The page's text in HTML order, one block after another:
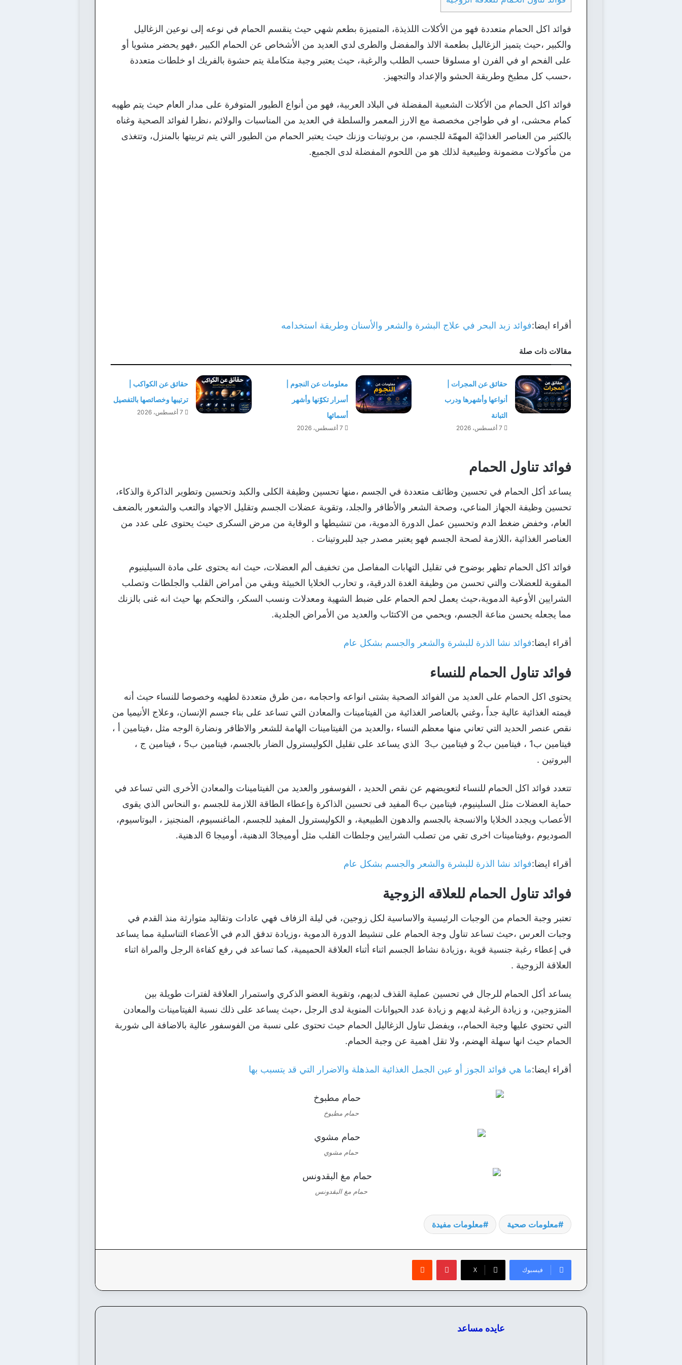
فوائد اكل الحمام متعددة فهو من الأكلات اللذيذة، المتميزة بطعم شهي حيث ينقسم الحمام في نوعه إلى نوعين الزغاليل
والكبير ،حيث يتميز الزغاليل بطعمة الالذ والمفضل والطرى لدي العديد من الأشخاص عن الحمام الكبير ،فهو يحضر مشويا أو
على الفحم او في الفرن او مسلوقا حسب الطلب والرغبة، حيث يعتبر وجبة متكاملة يتم حشوة بالفريك او خلطات متعددة
،حسب كل مطبخ وطريقة الحشو والإعداد والتجهيز.
فوائد اكل الحمام من الأكلات الشعبية المفضلة في البلاد العربية، فهو من أنواع الطيور المتوفرة على مدار العام حيث يتم طهيه
كمام محشى، او في طواجن مخصصة مع الارز المعمر والسلطة في العديد من المناسبات والولائم ،نظرا لفوائد الصحية وغناه
بالكثير من العناصر الغذائيّة المهمّة للجسم، من بروتينات وزنك حيث يعتبر الحمام من الطيور التي يتم تربيتها بالمنزل، وتتغذى
من مأكولات مضمونة وطبيعية لذلك هو من اللحوم المفضلة لدى الجميع.
أقراء ايضا:فوائد زبد البحر في علاج البشرة والشعر والأسنان وطريقة استخدامه
مقالات ذات صلة
حقائق عن المجرات |
أنواعها وأشهرها ودرب
التبانة
7 أغسطس، 2026
معلومات عن النجوم |
أسرار تكوّنها وأشهر
أسمائها
7 أغسطس، 2026
حقائق عن الكواكب |
ترتيبها وخصائصها بالتفصيل
7 أغسطس، 2026
فوائد تناول الحمام
يساعد أكل الحمام في تحسين وظائف متعددة في الجسم ،منها تحسين وظيفة الكلى والكبد وتحسين وتطوير الذاكرة والذكاء،
تحسين وظيفة الجهاز المناعي، وصحة الشعر والأظافر والجلد، وتقوية عضلات الجسم وتقليل الاجهاد والتعب والشعور بالضعف
العام، وخفض ضغط الدم وتحسين عمل الدورة الدموية، من تنشيطها و الوقاية من مرض السكرى حيث يحتوى على عدد من
العناصر الغذائية ،اللازمة لصحة الجسم فهو يعتبر مصدر جيد للبروتينات .
فوائد اكل الحمام تظهر بوضوح في تقليل التهابات المفاصل من تخفيف ألم العضلات، حيث انه يحتوى على مادة السيلينيوم
المقوية للعضلات والتي تحسن من وظيفة الغدة الدرقية، و تحارب الخلايا الخبيثة ويقي من أمراض القلب والجلطات وتصلب
الشرايين الأوعية الدموية،حيث يعمل لحم الحمام على ضبط الشهية ومعدلات ونسب السكر، والتحكم بها حيث انه غنى بالزنك
مما يجعله يحسن مناعة الجسم، ويحمي من الاكتئاب والعديد من الأمراض الجلدية.
أقراء ايضا:فوائد نشا الذرة للبشرة والشعر والجسم بشكل عام
فوائد تناول الحمام للنساء
يحتوى اكل الحمام على العديد من الفوائد الصحية بشتى انواعه واحجامه ،من طرق متعددة لطهيه وخصوصا للنساء حيث أنه
قيمته الغذائية عالية جداً ،وغني بالعناصر الغذائية من الفيتامينات والمعادن التي تساعد على بناء جسم الإنسان، وعلاج الأنيميا من
نقص عنصر الحديد التي تعاني منها معظم النساء ،والعديد من الفيتامينات الهامة للشعر والاظافر ونضارة الوجه مثل ،فيتامين أ ،
فيتامين ب1 ، فيتامين ب2 و فيتامين ب3 الذي يساعد على تقليل الكوليسترول الضار بالجسم، فيتامين ب5 ، فيتامين ج ،
البروتين .
تتعدد فوائد اكل الحمام للنساء لتعويضهم عن نقص الحديد ، الفوسفور والعديد من الفيتامينات والمعادن الأخرى التي تساعد في
حماية العضلات مثل السلينيوم، فيتامين ب6 المفيد فى تحسين الذاكرة وإعطاء الطاقة اللازمة للجسم ،و النحاس الذي يقوى
الأعصاب ويجدد الخلايا والانسجة بالجسم والدهون الطبيعية، و الكوليسترول المفيد للجسم، الماغنسيوم، المنجنيز ، البوتاسيوم،
الصوديوم ،وفيتامينات اخرى تقي من تصلب الشرايين وجلطات القلب مثل أوميجا3 الدهنية، أوميجا 6 الدهنية.
أقراء ايضا:فوائد نشا الذرة للبشرة والشعر والجسم بشكل عام
فوائد تناول الحمام للعلاقه الزوجية
تعتبر وجبة الحمام من الوجبات الرئيسية والاساسية لكل زوجين، في ليلة الزفاف فهي عادات وتقاليد متوارثة منذ القدم في
وجبات العرس ،حيث تساعد تناول وجة الحمام على تنشيط الدورة الدموية ،وزيادة تدفق الدم في الأعضاء التناسلية مما يساعد
في إعطاء رغبة جنسية قوية ،وزيادة نشاط الجسم اثناء أثناء العلاقة الحميمية، كما تساعد في رفع كفاءة الرجل والمراة اثناء
العلاقة الزوجية .
يساعد أكل الحمام للرجال في تحسين عملية القذف لديهم، وتقوية العضو الذكري واستمرار العلاقة لفترات طويلة بين
المتزوجين، و زيادة الرغبة لديهم و زيادة عدد الحيوانات المنوية لدى الرجل ،حيث يساعد على ذلك نسبة الفيتامينات والمعادن
التي تحتوي عليها وجبة الحمام،، ويفضل تناول الزغاليل الحمام حيث تحتوى على نسبة من الفوسفور عالية بالاضافة الى شوربة
الحمام حيث انها سهلة الهضم، ولا تقل اهمية عن وجبة الحمام.
أقراء ايضا:ما هي فوائد الجوز أو عين الجمل الغذائية المذهلة والاضرار التي قد يتسبب بها
حمام مطبوخ
حمام مشوي
حمام مغ البقدونس
معلومات صحية معلومات مفيدة
فيسبوك ‫X
بينتيريست
عايده مساعد